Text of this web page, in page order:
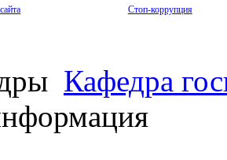
Стоп-коррупция
Кафедра